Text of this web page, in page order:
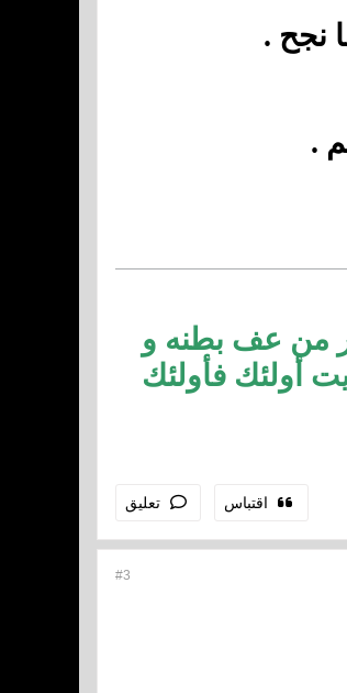
نجح .
.
من عف بطنه و
أولئك فأولئك
اقتباس تعليق
#3